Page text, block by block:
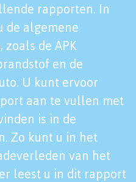
rapporten. In
de algemene
de APK
en de
U kunt ervoor
aan te vullen met
is in de
Zo kunt u in het
van het
leest u in dit rapport